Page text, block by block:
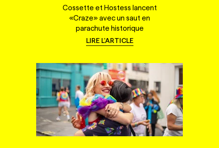
Cossette et Hostess lancent
«Craze» avec un saut en
parachute historique
LIRE L'ARTICLE